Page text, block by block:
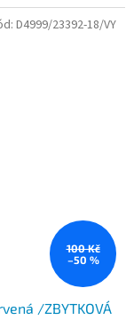
100 Kč
–50 %
/ZBYTKOVÁ
D4999/23392-18/VY